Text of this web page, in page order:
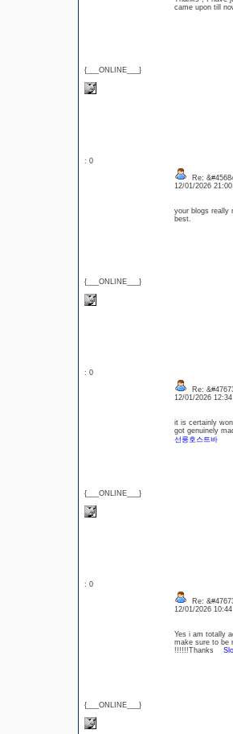
{___ONLINE___}
came upon till
: 0
{___ONLINE___}
Re:
12/01/2026
your blogs really
best.
: 0
{___ONLINE___}
Re:
12/01/2026
it is certainly
got genuinely
선릉호스트바
: 0
{___ONLINE___}
Re:
12/01/2026
Yes i am totally
make sure to be
!!!!!!Thanks